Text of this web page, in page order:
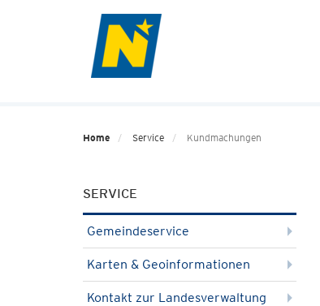
Home Service Kundmachungen
SERVICE
Gemeindeservice
Karten & Geoinformationen
Kontakt zur Landesverwaltung